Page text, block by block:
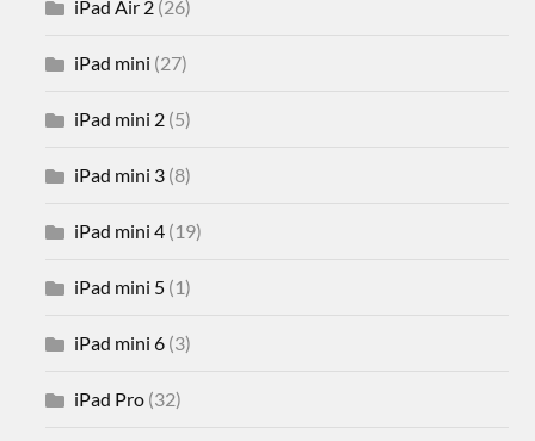
iPad Air 2 (26)
iPad mini (27)
iPad mini 2 (5)
iPad mini 3 (8)
iPad mini 4 (19)
iPad mini 5 (1)
iPad mini 6 (3)
iPad Pro (32)